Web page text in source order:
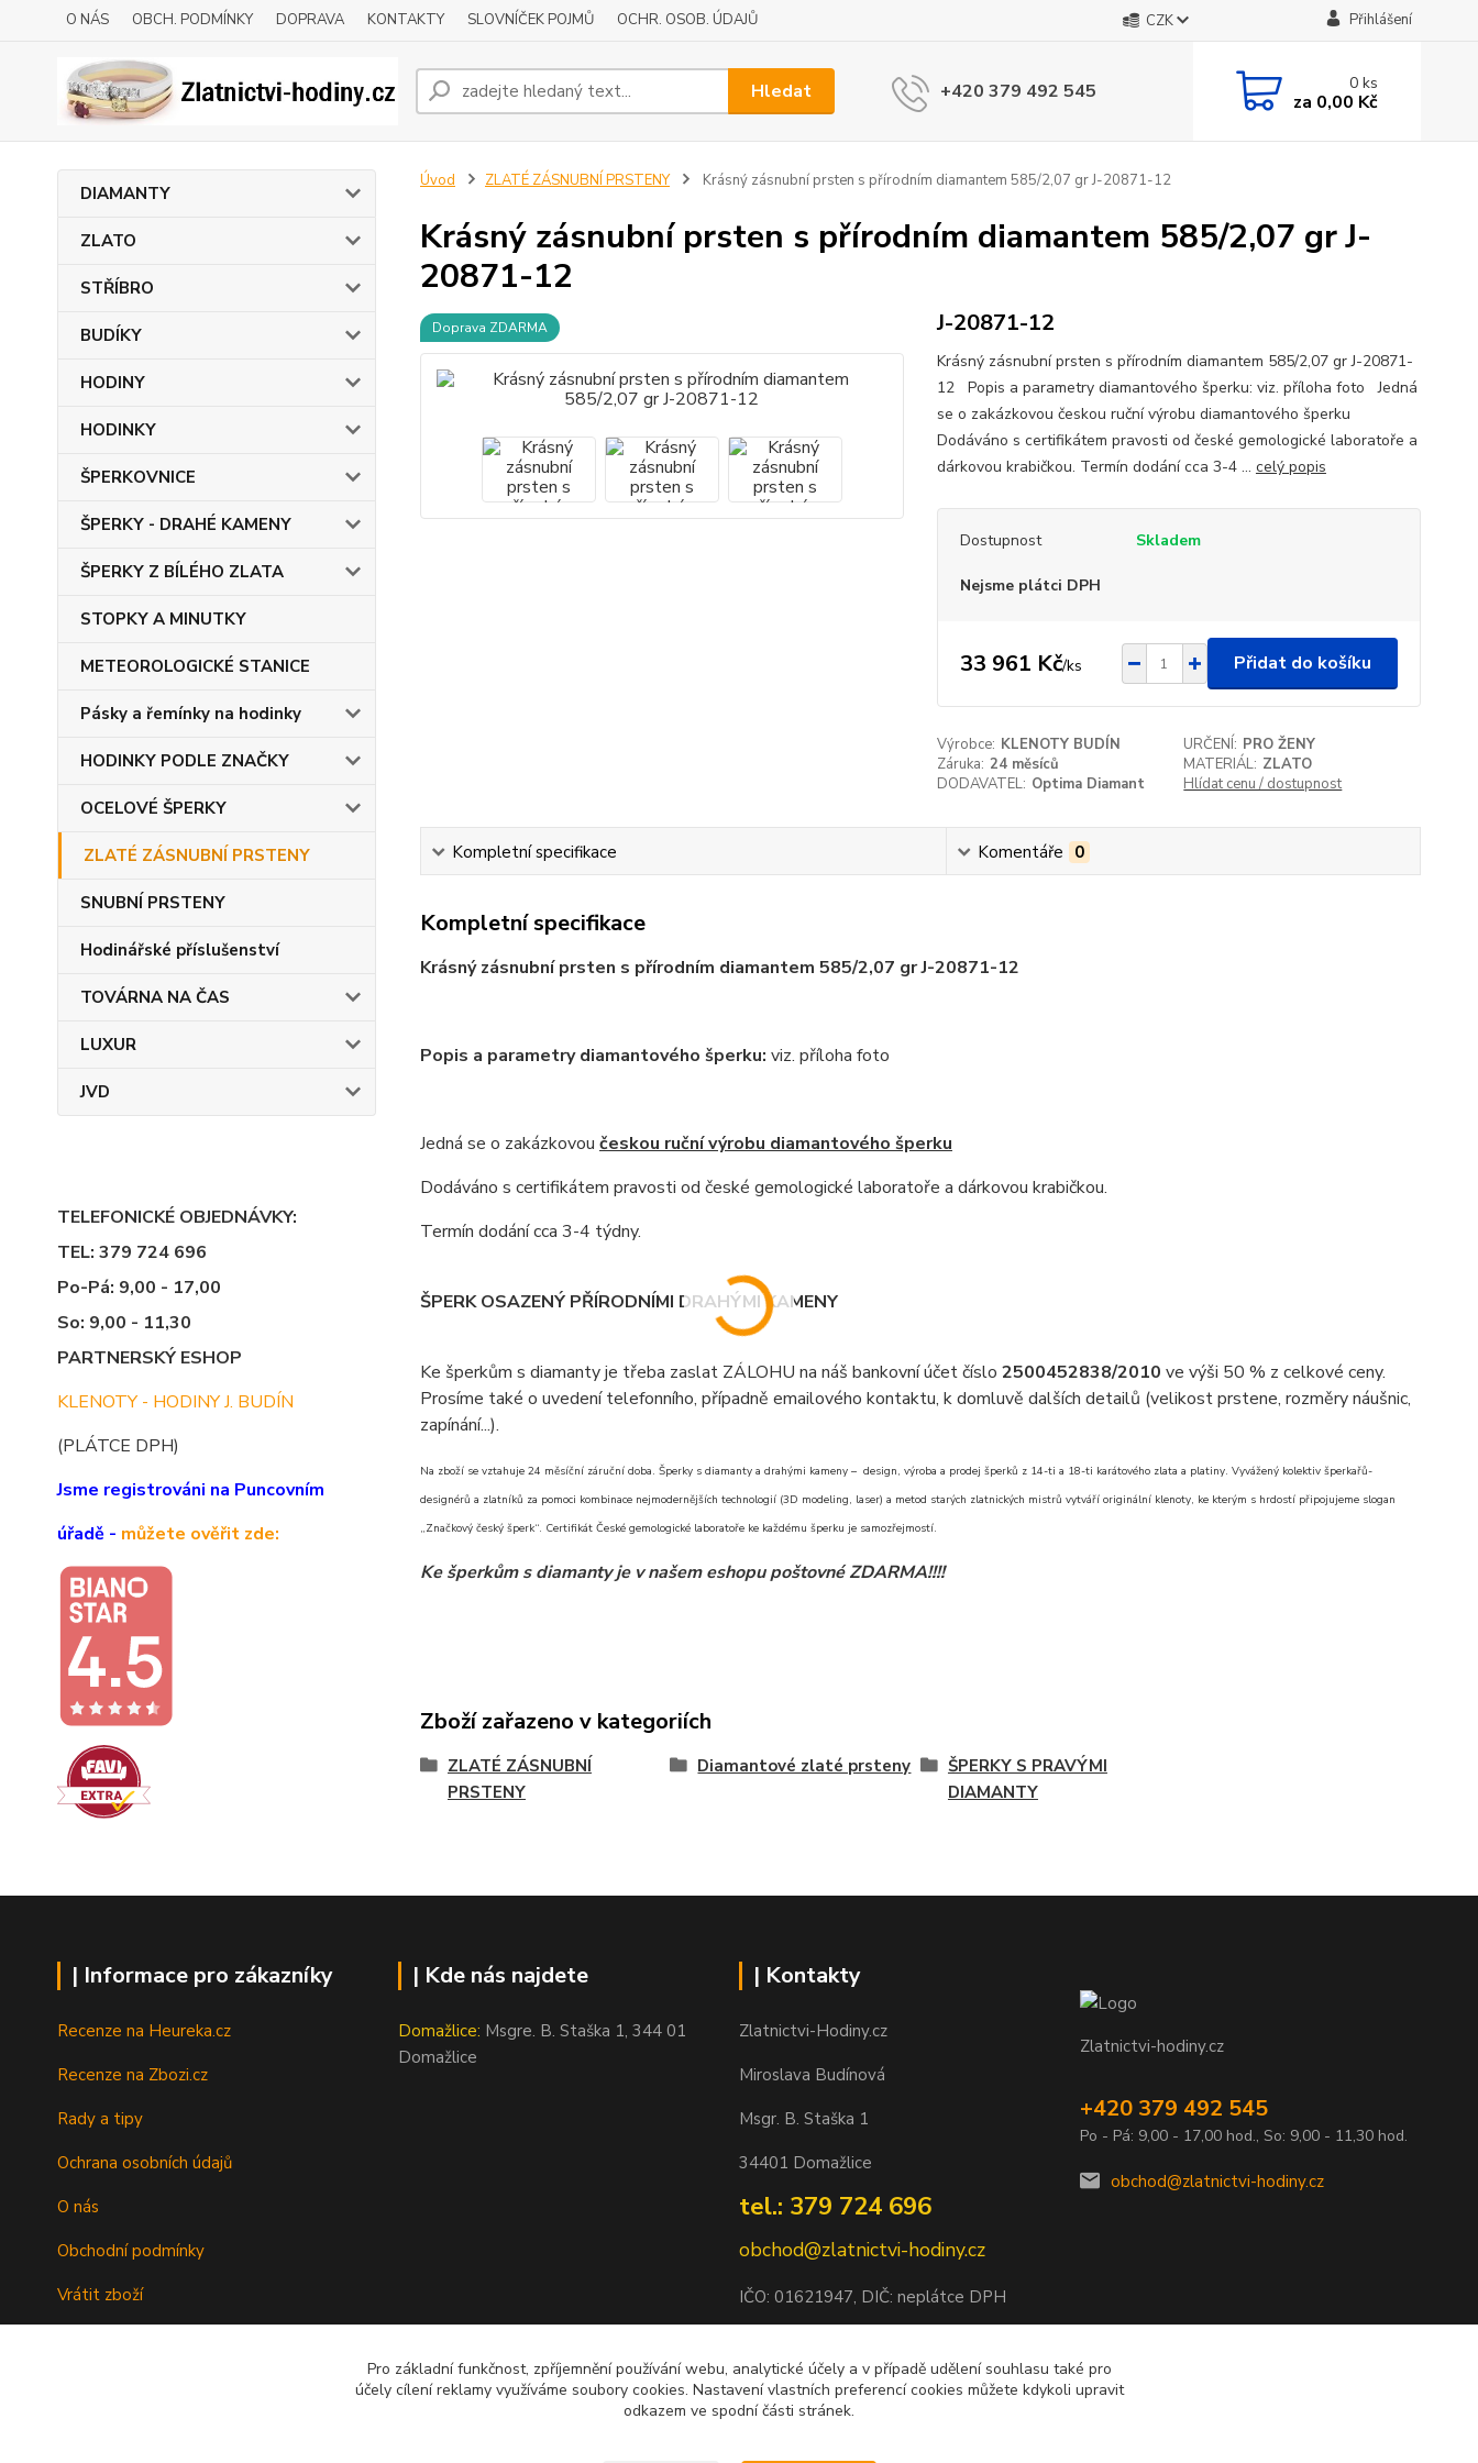
O NÁS OBCH. PODMÍNKY DOPRAVA KONTAKTY SLOVNÍČEK POJMŮ OCHR. OSOB. ÚDAJŮ CZK Přihlášení
Hledat +420 379 492 545 0ks
za 0,00 Kč
DIAMANTY
ZLATO
STŘÍBRO
BUDÍKY
HODINY
HODINKY
ŠPERKOVNICE
ŠPERKY - DRAHÉ KAMENY
ŠPERKY Z BÍLÉHO ZLATA
STOPKY A MINUTKY
METEOROLOGICKÉ STANICE
Pásky a řemínky na hodinky
HODINKY PODLE ZNAČKY
OCELOVÉ ŠPERKY
ZLATÉ ZÁSNUBNÍ PRSTENY
SNUBNÍ PRSTENY
Hodinářské příslušenství
TOVÁRNA NA ČAS
LUXUR
JVD
TELEFONICKÉ OBJEDNÁVKY:
TEL: 379 724 696
Po-Pá: 9,00 - 17,00
So: 9,00 - 11,30
PARTNERSKÝ ESHOP
KLENOTY - HODINY J. BUDÍN
(PLÁTCE DPH)
Jsme registrováni na Puncovním
úřadě - můžete ověřit zde:
Úvod ZLATÉ ZÁSNUBNÍ PRSTENY Krásný zásnubní prsten s přírodním diamantem 585/2,07 gr J-20871-12
Krásný zásnubní prsten s přírodním diamantem 585/2,07 gr J-
20871-12
Doprava ZDARMA J-20871-12
Krásný zásnubní prsten s přírodním diamantem 585/2,07 gr J-20871-
12 Popis a parametry diamantového šperku: viz. příloha foto Jedná
se o zakázkovou českou ruční výrobu diamantového šperku
Dodáváno s certifikátem pravosti od české gemologické laboratoře a
dárkovou krabičkou. Termín dodání cca 3-4 ... celý popis
Dostupnost Skladem
Nejsme plátci DPH
33 961 Kč/ks Přidat do košíku
Výrobce: KLENOTY BUDÍN URČENÍ: PRO ŽENY
Záruka: 24 měsíců MATERIÁL: ZLATO
DODAVATEL: Optima Diamant Hlídat cenu / dostupnost
Kompletní specifikace Komentáře 0
Kompletní specifikace
Krásný zásnubní prsten s přírodním diamantem 585/2,07 gr J-20871-12
Popis a parametry diamantového šperku: viz. příloha foto
Jedná se o zakázkovou českou ruční výrobu diamantového šperku
Dodáváno s certifikátem pravosti od české gemologické laboratoře a dárkovou krabičkou.
Termín dodání cca 3-4 týdny.
ŠPERK OSAZENÝ PŘÍRODNÍMI DRAHÝMI KAMENY
Ke šperkům s diamanty je třeba zaslat ZÁLOHU na náš bankovní účet číslo 2500452838/2010 ve výši 50 % z celkové ceny.
Prosíme také o uvedení telefonního, případně emailového kontaktu, k domluvě dalších detailů (velikost prstene, rozměry náušnic,
zapínání...).
Na zboží se vztahuje 24 měsíční záruční doba. Šperky s diamanty a drahými kameny – design, výroba a prodej šperků z 14-ti a 18-ti karátového zlata a platiny. Vyvážený kolektiv šperkařů-
designérů a zlatníků za pomoci kombinace nejmodernějších technologií (3D modeling, laser) a metod starých zlatnických mistrů vytváří originální klenoty, ke kterým s hrdostí připojujeme slogan
„Značkový český šperk“. Certifikát České gemologické laboratoře ke každému šperku je samozřejmostí.
Ke šperkům s diamanty je v našem eshopu poštovné ZDARMA!!!!
Zboží zařazeno v kategoriích
ZLATÉ ZÁSNUBNÍ
PRSTENY
Diamantové zlaté prsteny
ŠPERKY S PRAVÝMI
DIAMANTY
| Informace pro zákazníky
Recenze na Heureka.cz
Recenze na Zbozi.cz
Rady a tipy
Ochrana osobních údajů
O nás
Obchodní podmínky
Vrátit zboží
| Kde nás najdete
Domažlice: Msgre. B. Staška 1, 344 01
Domažlice
| Kontakty
Zlatnictvi-Hodiny.cz
Miroslava Budínová
Msgr. B. Staška 1
34401 Domažlice
tel.: 379 724 696
obchod@zlatnictvi-hodiny.cz
IČO: 01621947, DIČ: neplátce DPH
Zlatnictvi-hodiny.cz
+420 379 492 545
Po - Pá: 9,00 - 17,00 hod., So: 9,00 - 11,30 hod.
obchod@zlatnictvi-hodiny.cz
Pro základní funkčnost, zpříjemnění používání webu, analytické účely a v případě udělení souhlasu také pro
účely cílení reklamy využíváme soubory cookies. Nastavení vlastních preferencí cookies můžete kdykoli upravit
odkazem ve spodní části stránek.